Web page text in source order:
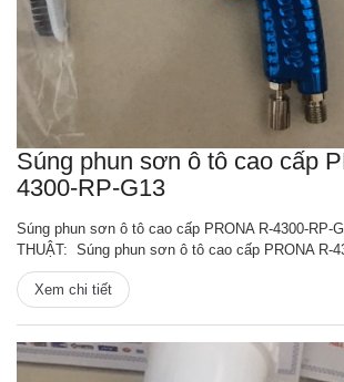
Súng phun sơn ô tô cao cấp
4300-RP-G13
Súng phun sơn ô tô cao cấp PRONA R-4300-
THUẬT: Súng phun sơn ô tô cao cấp PRONA R-
Xem chi tiết